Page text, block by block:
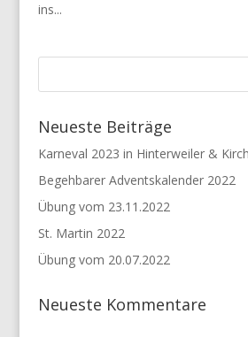
ins...
Neueste Beiträge
Karneval 2023 in Hinterweiler &
Begehbarer Adventskalender 2022
Übung vom 23.11.2022
St. Martin 2022
Übung vom 20.07.2022
Neueste Kommentare